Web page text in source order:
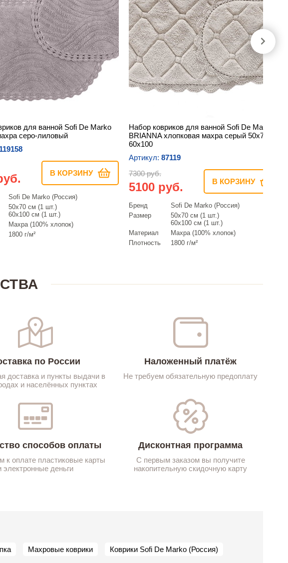
для ванной Sofi De Marko
серо-лиловый
119158
В КОРЗИНУ
Sofi De Marko (Россия)
50х70 см (1 шт.)
60х100 см (1 шт.)
Махра (100% хлопок)
1800 г/м²
Набор ковриков для ванной Sofi De Marko
BRIANNA хлопковая махра серый 50х70,
60х100
Артикул: 87119
7300 руб.
5100 руб. В КОРЗИНУ
Бренд
Sofi De Marko (Россия)
Размер
50х70 см (1 шт.)
60х100 см (1 шт.)
Материал
Махра (100% хлопок)
Плотность
1800 г/м²
по России
доставка и пункты выдачи в
и населённых пунктах
Наложенный платёж
Не требуем обязательную предоплату
способов оплаты
к оплате пластиковые карты
электронные деньги
Дисконтная программа
С первым заказом вы получите
накопительную скидочную карту
Махровые коврики Коврики Sofi De Marko (Россия)